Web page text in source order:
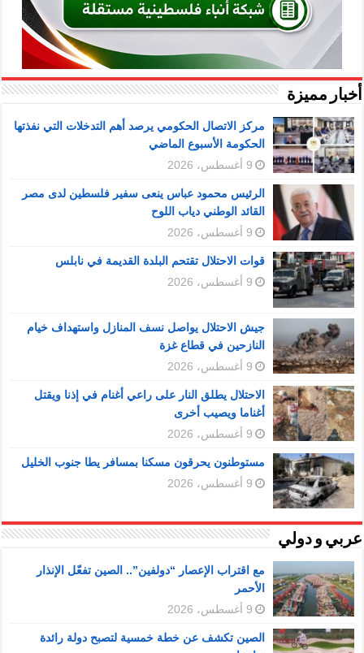
أخبار مميزة
مركز الاتصال الحكومي يرصد أهم التدخلات التي نفذتها
الحكومة الأسبوع الماضي
9 أغسطس، 2026
الرئيس محمود عباس ينعى سفير فلسطين لدى مصر
القائد الوطني دياب اللوح
9 أغسطس، 2026
قوات الاحتلال تقتحم البلدة القديمة في نابلس
9 أغسطس، 2026
جيش الاحتلال يواصل نسف المنازل واستهداف خيام
النازحين في قطاع غزة
9 أغسطس، 2026
الاحتلال يطلق النار على راعي أغنام في إذنا ويقتل
أغناما ويصيب أخرى
9 أغسطس، 2026
مستوطنون يحرقون مسكنا بمسافر يطا جنوب الخليل
9 أغسطس، 2026
عربي و دولي
مع اقتراب الإعصار “دولفين”.. الصين تفعّل الإنذار
الأحمر
9 أغسطس، 2026
الصين تكشف عن خطة خمسية لتصبح دولة رائدة